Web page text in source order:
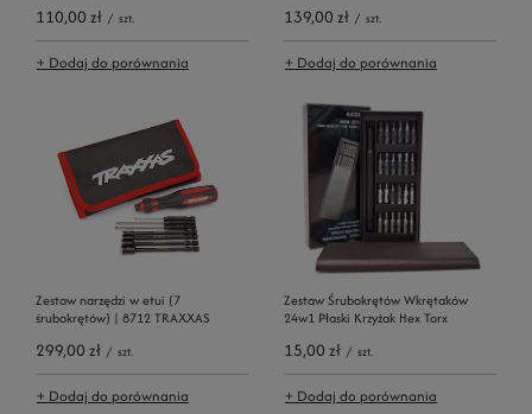
110,00 zł / szt.
+ Dodaj do porównania
139,00 zł / szt.
+ Dodaj do porównania
Zestaw narzędzi w etui (7
śrubokrętów) | 8712 TRAXXAS
299,00 zł / szt.
+ Dodaj do porównania
Zestaw Śrubokrętów Wkrętaków
24w1 Płaski Krzyżak Hex Torx
15,00 zł / szt.
+ Dodaj do porównania